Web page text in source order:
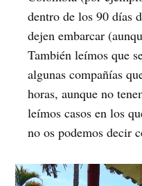
dentro de los 90 días
dejen embarcar
También leímos que
algunas compañías
horas, aunque no
leímos casos en los
no os podemos decir